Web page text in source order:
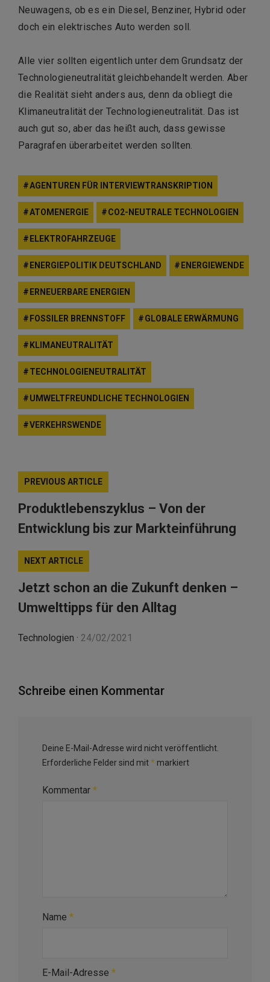
Neuwagens, ob es ein Diesel, Benziner, Hybrid oder
doch ein elektrisches Auto werden soll.
Alle vier sollten eigentlich unter dem Grundsatz der
Technologieneutralität gleichbehandelt werden. Aber
die Realität sieht anders aus, denn da obliegt die
Klimaneutralität der Technologieneutralität. Das ist
auch gut so, aber das heißt auch, dass gewisse
Paragrafen überarbeitet werden sollten.
AGENTUREN FÜR INTERVIEWTRANSKRIPTION
ATOMENERGIE CO2-NEUTRALE TECHNOLOGIEN
ELEKTROFAHRZEUGE
ENERGIEPOLITIK DEUTSCHLAND ENERGIEWENDE
ERNEUERBARE ENERGIEN
FOSSILER BRENNSTOFF GLOBALE ERWÄRMUNG
KLIMANEUTRALITÄT
TECHNOLOGIENEUTRALITÄT
UMWELTFREUNDLICHE TECHNOLOGIEN
VERKEHRSWENDE
PREVIOUS ARTICLE
Produktlebenszyklus – Von der
Entwicklung bis zur Markteinführung
NEXT ARTICLE
Jetzt schon an die Zukunft denken –
Umwelttipps für den Alltag
Technologien · 24/02/2021
Schreibe einen Kommentar
Deine E-Mail-Adresse wird nicht veröffentlicht.
Erforderliche Felder sind mit* markiert
Kommentar *
Name *
E-Mail-Adresse *